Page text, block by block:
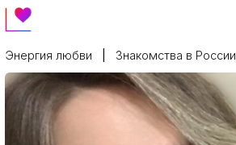
Энергия любви Знакомства в России